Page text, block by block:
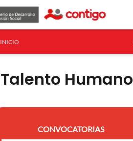
INICIO
Talento Humano
CONVOCATORIAS